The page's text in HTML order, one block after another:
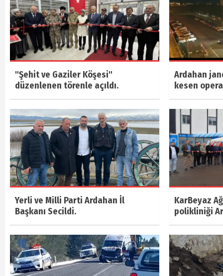
"Şehit ve Gaziler Köşesi"
düzenlenen törenle açıldı.
Ardahan
kesen
Yerli ve Milli Parti Ardahan İl
Başkanı Secildi.
KarBeyaz
polikliniği